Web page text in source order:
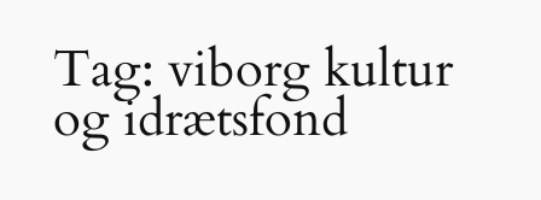
Tag: viborg kultur
og idrætsfond